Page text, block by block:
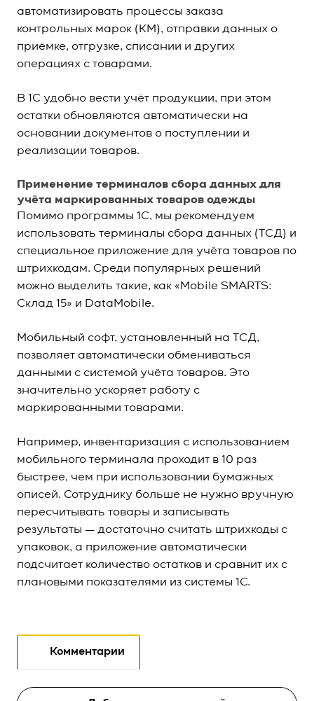
автоматизировать процессы заказа
контрольных марок (КМ), отправки данных о
приёмке, отгрузке, списании и других
операциях с товарами.
В 1C удобно вести учёт продукции, при этом
остатки обновляются автоматически на
основании документов о поступлении и
реализации товаров.
Применение терминалов сбора данных для
учёта маркированных товаров одежды
Помимо программы 1С, мы рекомендуем
использовать терминалы сбора данных (ТСД) и
специальное приложение для учёта товаров по
штрихкодам. Среди популярных решений
можно выделить такие, как «Mobile SMARTS:
Склад 15» и DataMobile.
Мобильный софт, установленный на ТСД,
позволяет автоматически обмениваться
данными с системой учёта товаров. Это
значительно ускоряет работу с
маркированными товарами.
Например, инвентаризация с использованием
мобильного терминала проходит в 10 раз
быстрее, чем при использовании бумажных
описей. Сотруднику больше не нужно вручную
пересчитывать товары и записывать
результаты — достаточно считать штрихкоды с
упаковок, а приложение автоматически
подсчитает количество остатков и сравнит их с
плановыми показателями из системы 1С.
Комментарии